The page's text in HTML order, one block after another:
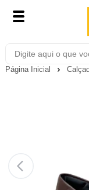
Página Inicial